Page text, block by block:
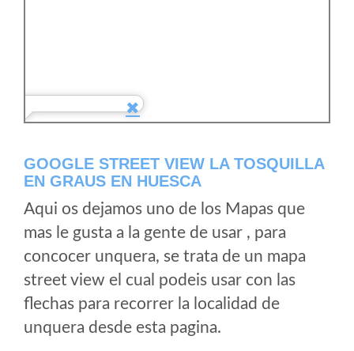
GOOGLE STREET VIEW LA TOSQUILLA
EN GRAUS EN HUESCA
Aqui os dejamos uno de los Mapas que
mas le gusta a la gente de usar , para
concocer unquera, se trata de un mapa
street view el cual podeis usar con las
flechas para recorrer la localidad de
unquera desde esta pagina.